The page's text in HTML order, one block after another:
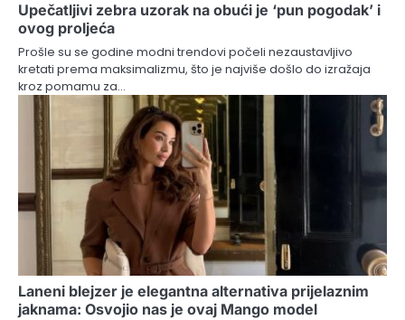
Upečatljivi zebra uzorak na obući je ‘pun pogodak’ i
ovog proljeća
Prošle su se godine modni trendovi počeli nezaustavljivo
kretati prema maksimalizmu, što je najviše došlo do izražaja
kroz pomamu za…
Laneni blejzer je elegantna alternativa prijelaznim
jaknama: Osvojio nas je ovaj Mango model